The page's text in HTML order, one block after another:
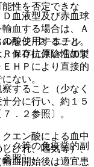
性を否定できな
酸ジ−２−エチル
保存に伴い増加す
ＨＰにより直接的
ない。
）
ク等の免疫学的副
参照〕。
血液型及び赤血球
血する場合は、Ａ
を使用すること。
ｈＤ抗原陰性の製
すること（少なく
分に行い、約１５
．２参照〕。
エン酸による血中
びれ、嘔気等）、
血開始後は適宜患